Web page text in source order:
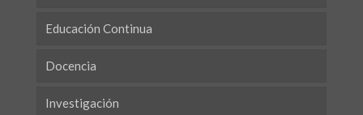
Educación Continua
Docencia
Investigación